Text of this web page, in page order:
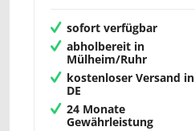
sofort verfügbar
abholbereit in
Mülheim/Ruhr
kostenloser Versand in
DE
24 Monate
Gewährleistung